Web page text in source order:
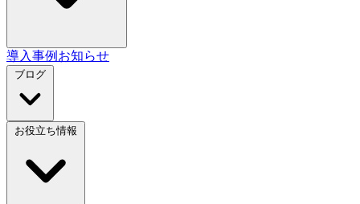
導入事例 お知らせ